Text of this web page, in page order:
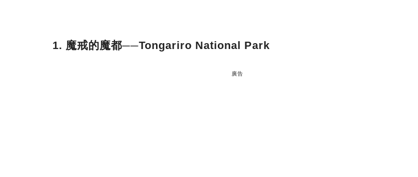
1. 魔戒的魔都──Tongariro National Park
廣告